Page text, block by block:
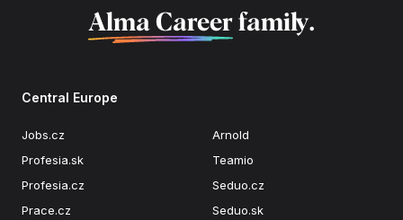
Alma Career family.
Central Europe
Jobs.cz
Profesia.sk
Profesia.cz
Prace.cz
Arnold
Teamio
Seduo.cz
Seduo.sk